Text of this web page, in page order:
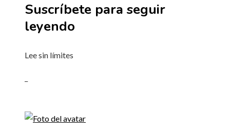
Suscríbete para seguir
leyendo
Lee sin límites